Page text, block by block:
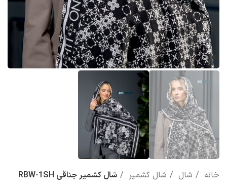
خانه شال شال کشمیر شال کشمیر جناقی RBW-1SH